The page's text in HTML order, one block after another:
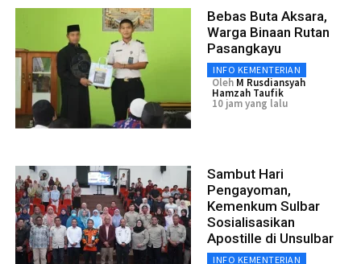
Bebas Buta Aksara,
Warga Binaan Rutan
Pasangkayu
INFO KEMENTERIAN
Oleh M Rusdiansyah
Hamzah Taufik
10 jam yang lalu
Sambut Hari
Pengayoman,
Kemenkum Sulbar
Sosialisasikan
Apostille di Unsulbar
INFO KEMENTERIAN